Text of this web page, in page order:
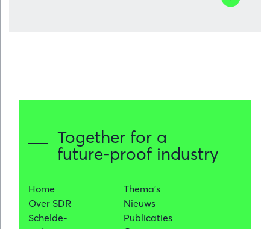
meer
Energy
Together for a
future-proof industry
Home
Over SDR
Schelde-
Thema's
Nieuws
Publicaties